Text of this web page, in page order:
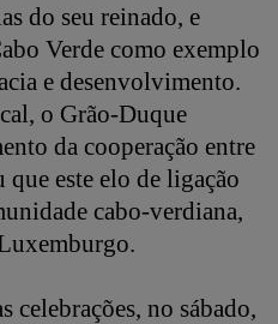
do seu reinado, e
Verde como exemplo
e desenvolvimento.
o Grão-Duque
da cooperação entre
que este elo de ligação
cabo-verdiana,
celebrações, no sábado,